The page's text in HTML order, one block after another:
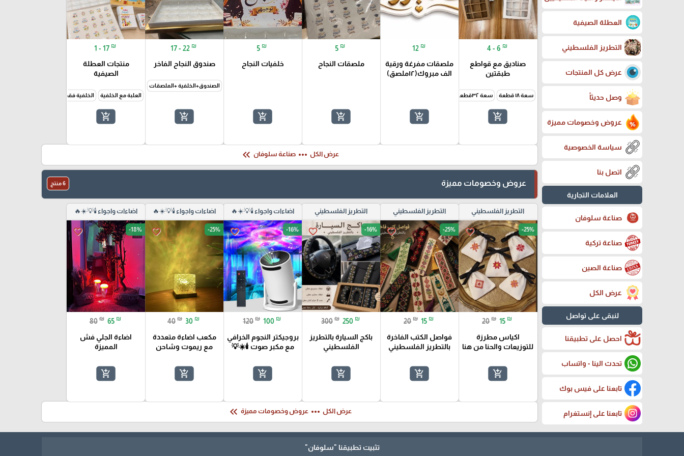
العطلة الصيفية
التطريز الفلسطيني
عرض كل المنتجات
وصل حديثاً
عروض وخصومات مميزة
سياسة الخصوصية
اتصل بنا
العلامات التجارية
صناعة سلوفان
صناعة تركية
صناعة الصين
عرض الكل
لنبقى على تواصل
احصل على تطبيقنا
تحدث الينا - واتساب
تابعنا على فيس بوك
تابعنا على إنستغرام
4 - 6 ₪
صناديق مع قواطع
طبقتين
سعة ١٨ قطعة سعة ٣٢قطعة
add_shopping_cart
12 ₪
ملصقات مفرغة ورقية
الف مبروك(١٢ملصق)
add_shopping_cart
5 ₪
ملصقات النجاح
add_shopping_cart
5 ₪
خلفيات النجاح
add_shopping_cart
17 - 22 ₪
صندوق النجاح الفاخر
الصندوق+الخلفية +الملصقات
add_shopping_cart
1 - 17 ₪
منتجات العطلة
الصيفية
العلبة مع الخلفية الخلفية فقط
add_shopping_cart
عرض الكل more_horiz صناعة سلوفان keyboard_double_arrow_left
عروض وخصومات مميزة 6 منتج
التطريز الفلسطيني
favorite_border -25%
20 ₪ 15 ₪
اكياس مطرزة
للتوزيعات والحنا من هنا
add_shopping_cart
التطريز الفلسطيني
favorite_border -25%
20 ₪ 15 ₪
فواصل الكتب الفاخرة
بالتطريز الفلسطيني
add_shopping_cart
التطريز الفلسطيني
favorite_border -16%
300 ₪ 250 ₪
باكج السيارة بالتطريز
الفلسطيني
add_shopping_cart
اضاءات واجواء 🕯️💡☀️🔥
favorite_border -16%
120 ₪ 100 ₪
بروجيكتر النجوم الخرافي
مع مكبر صوت 🕯️☀️💡
add_shopping_cart
اضاءات واجواء 🕯️💡☀️🔥
favorite_border -25%
40 ₪ 30 ₪
مكعب اضاءة متعددة
مع ريموت وشاحن
add_shopping_cart
اضاءات واجواء 🕯️💡☀️🔥
favorite_border -18%
80 ₪ 65 ₪
اضاءة الجلي فش
المميزة
add_shopping_cart
عرض الكل more_horiz عروض وخصومات مميزة keyboard_double_arrow_left
تثبيت تطبيقنا "سلوفان"